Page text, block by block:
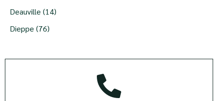
Deauville (14)
Dieppe (76)